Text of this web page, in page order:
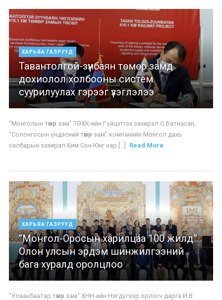
ХАРЬЯА ГАЗРУУД
Тавантолгой-зүүнбаян төмөр замд
дохиолол холбооны систем
суурилуулах гэрээг үзэглэлээ
“Монголын төмөр зам” ТӨХК-ийн Гүйцэтгэх захирал О.Батнасан,
“Солонгосын үндэсний төмөр зам” компанийн Монгол дахь
салбарын захирал Ким Сон Юнг нар [...]
Read More
ХАРЬЯА ГАЗРУУД
“Монгол-Оросын харилцаа 100 жилд”
Олон улсын эрдэм шинжилгээний
бага хуралд оролцлоо
"Улаанбаатар төмөр зам" ХНН-ийн Нэгдүгээр орлогч дарга И.В